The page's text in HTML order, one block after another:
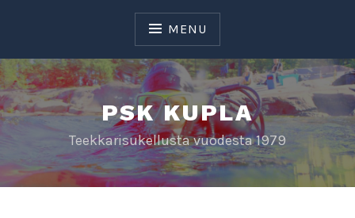
MENU
PSK KUPLA
Teekkarisukellusta vuodesta 1979